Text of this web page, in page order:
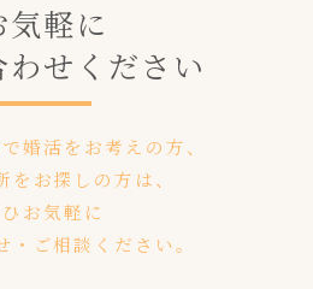
気軽に
せください
婚活をお考えの方、
をお探しの方は、
お気軽に
・ご相談ください。